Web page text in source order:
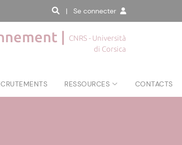
| Se connecter
|
CNRS - Università
di Corsica
RESSOURCES CONTACTS